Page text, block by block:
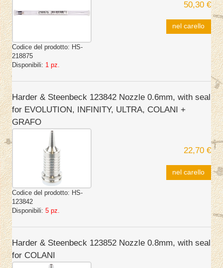
Codice del prodotto: HS-
218875
Disponibili: 1 pz.
50,30 €
nel carello
Harder & Steenbeck 123842 Nozzle 0.6mm, with seal
for EVOLUTION, INFINITY, ULTRA, COLANI +
GRAFO
Codice del prodotto: HS-
123842
Disponibili: 5 pz.
22,70 €
nel carello
Harder & Steenbeck 123852 Nozzle 0.8mm, with seal
for COLANI